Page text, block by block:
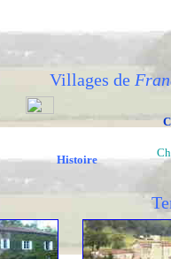
Villages de
Histoire